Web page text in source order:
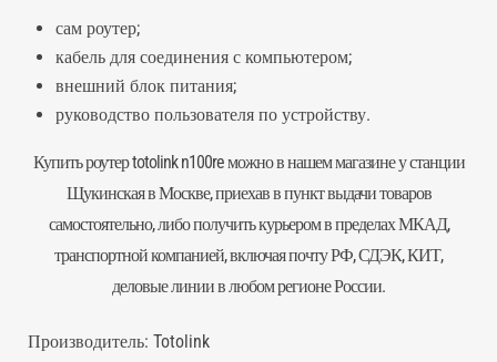
сам роутер;
кабель для соединения с компьютером;
внешний блок питания;
руководство пользователя по устройству.
Купить роутер totolink n100re можно в нашем магазине у станции
Щукинская в Москве, приехав в пункт выдачи товаров
самостоятельно, либо получить курьером в пределах МКАД,
транспортной компанией, включая почту РФ, СДЭК, КИТ,
деловые линии в любом регионе России.
Производитель: Totolink